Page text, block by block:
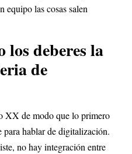
equipo las cosas salen
los deberes la
de
XX de modo que lo primero
para hablar de digitalización.
no hay integración entre